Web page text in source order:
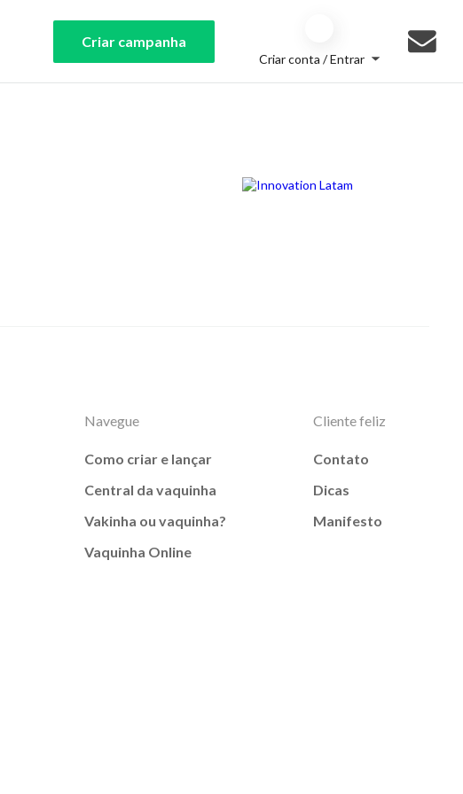
Criar campanha
Criar conta / Entrar
Navegue
Como criar e lançar
Central da vaquinha
Vakinha ou vaquinha?
Vaquinha Online
Cliente feliz
Contato
Dicas
Manifesto